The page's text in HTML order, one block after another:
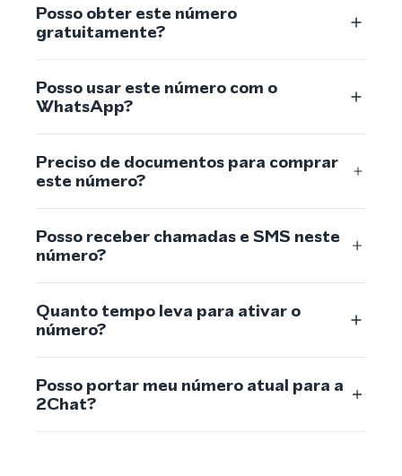
Posso obter este número
gratuitamente?
Posso usar este número com o
WhatsApp?
Preciso de documentos para comprar
este número?
Posso receber chamadas e SMS neste
número?
Quanto tempo leva para ativar o
número?
Posso portar meu número atual para a
2Chat?